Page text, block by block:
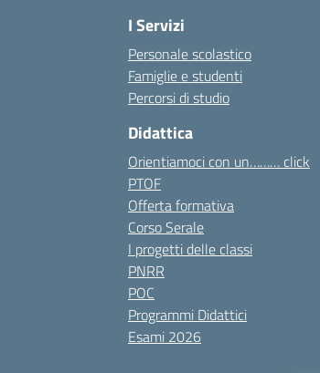
I Servizi
Personale scolastico
Famiglie e studenti
Percorsi di studio
Didattica
Orientiamoci con un……… click
PTOF
Offerta formativa
Corso Serale
I progetti delle classi
PNRR
POC
Programmi Didattici
Esami 2026